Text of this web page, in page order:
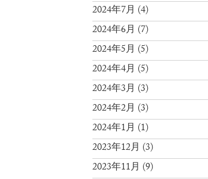
2024年7月 (4)
2024年6月 (7)
2024年5月 (5)
2024年4月 (5)
2024年3月 (3)
2024年2月 (3)
2024年1月 (1)
2023年12月 (3)
2023年11月 (9)